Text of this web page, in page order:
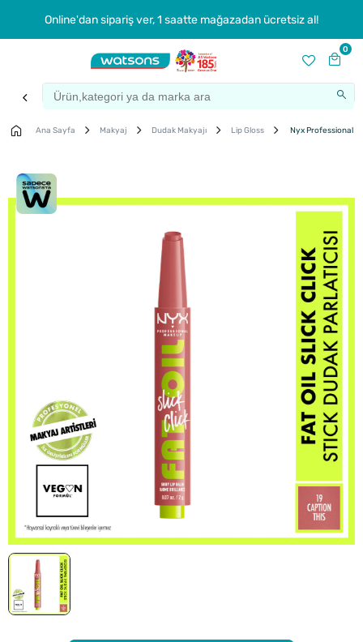
Online'dan sipariş ver, 1 saatte mağazadan ücretsiz al!
0
Ana Sayfa Makyaj Dudak Makyajı Lip Gloss Nyx Professional